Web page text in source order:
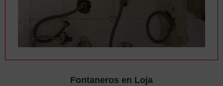
Fontaneros en Loja